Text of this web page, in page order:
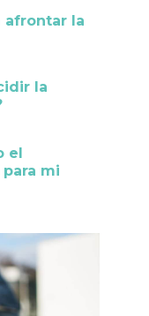
afrontar la
la
el
mi